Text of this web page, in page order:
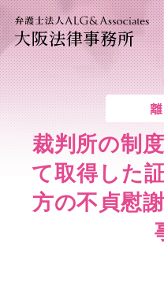
大阪法律事務所
裁判所の制
て取得した
方の不貞慰